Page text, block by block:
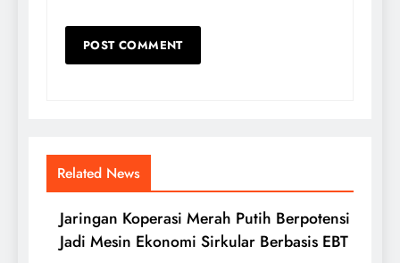
Related News
Jaringan Koperasi Merah Putih Berpotensi
Jadi Mesin Ekonomi Sirkular Berbasis EBT